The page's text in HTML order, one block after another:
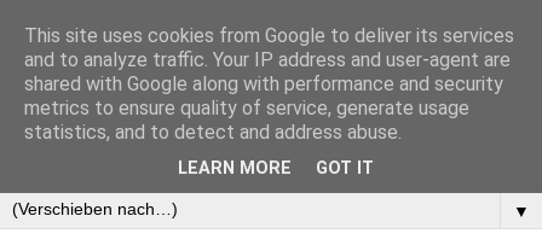
▼
This site uses cookies from Google to deliver its services
and to analyze traffic. Your IP address and user-agent are
shared with Google along with performance and security
metrics to ensure quality of service, generate usage
statistics, and to detect and address abuse.
LEARN MORE GOT IT